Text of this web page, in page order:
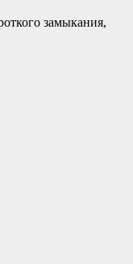
замыкания,